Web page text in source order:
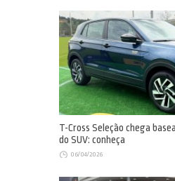
T-Cross Seleção chega
do SUV: conheça
06/04/2026